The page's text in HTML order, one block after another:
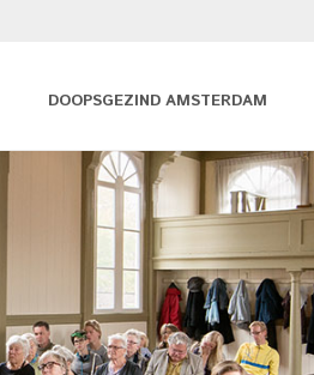
DOOPSGEZIND AMSTERDAM